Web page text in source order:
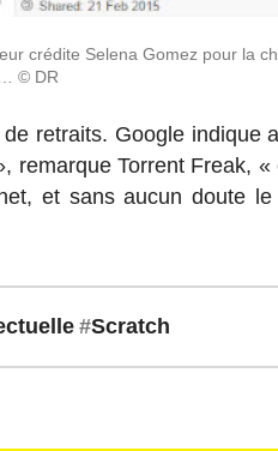
crédite Selena Gomez pour la
© DR
re­traits. Google indique
re­marque Torrent Freak,
et sans aucun doute le
#Scratch